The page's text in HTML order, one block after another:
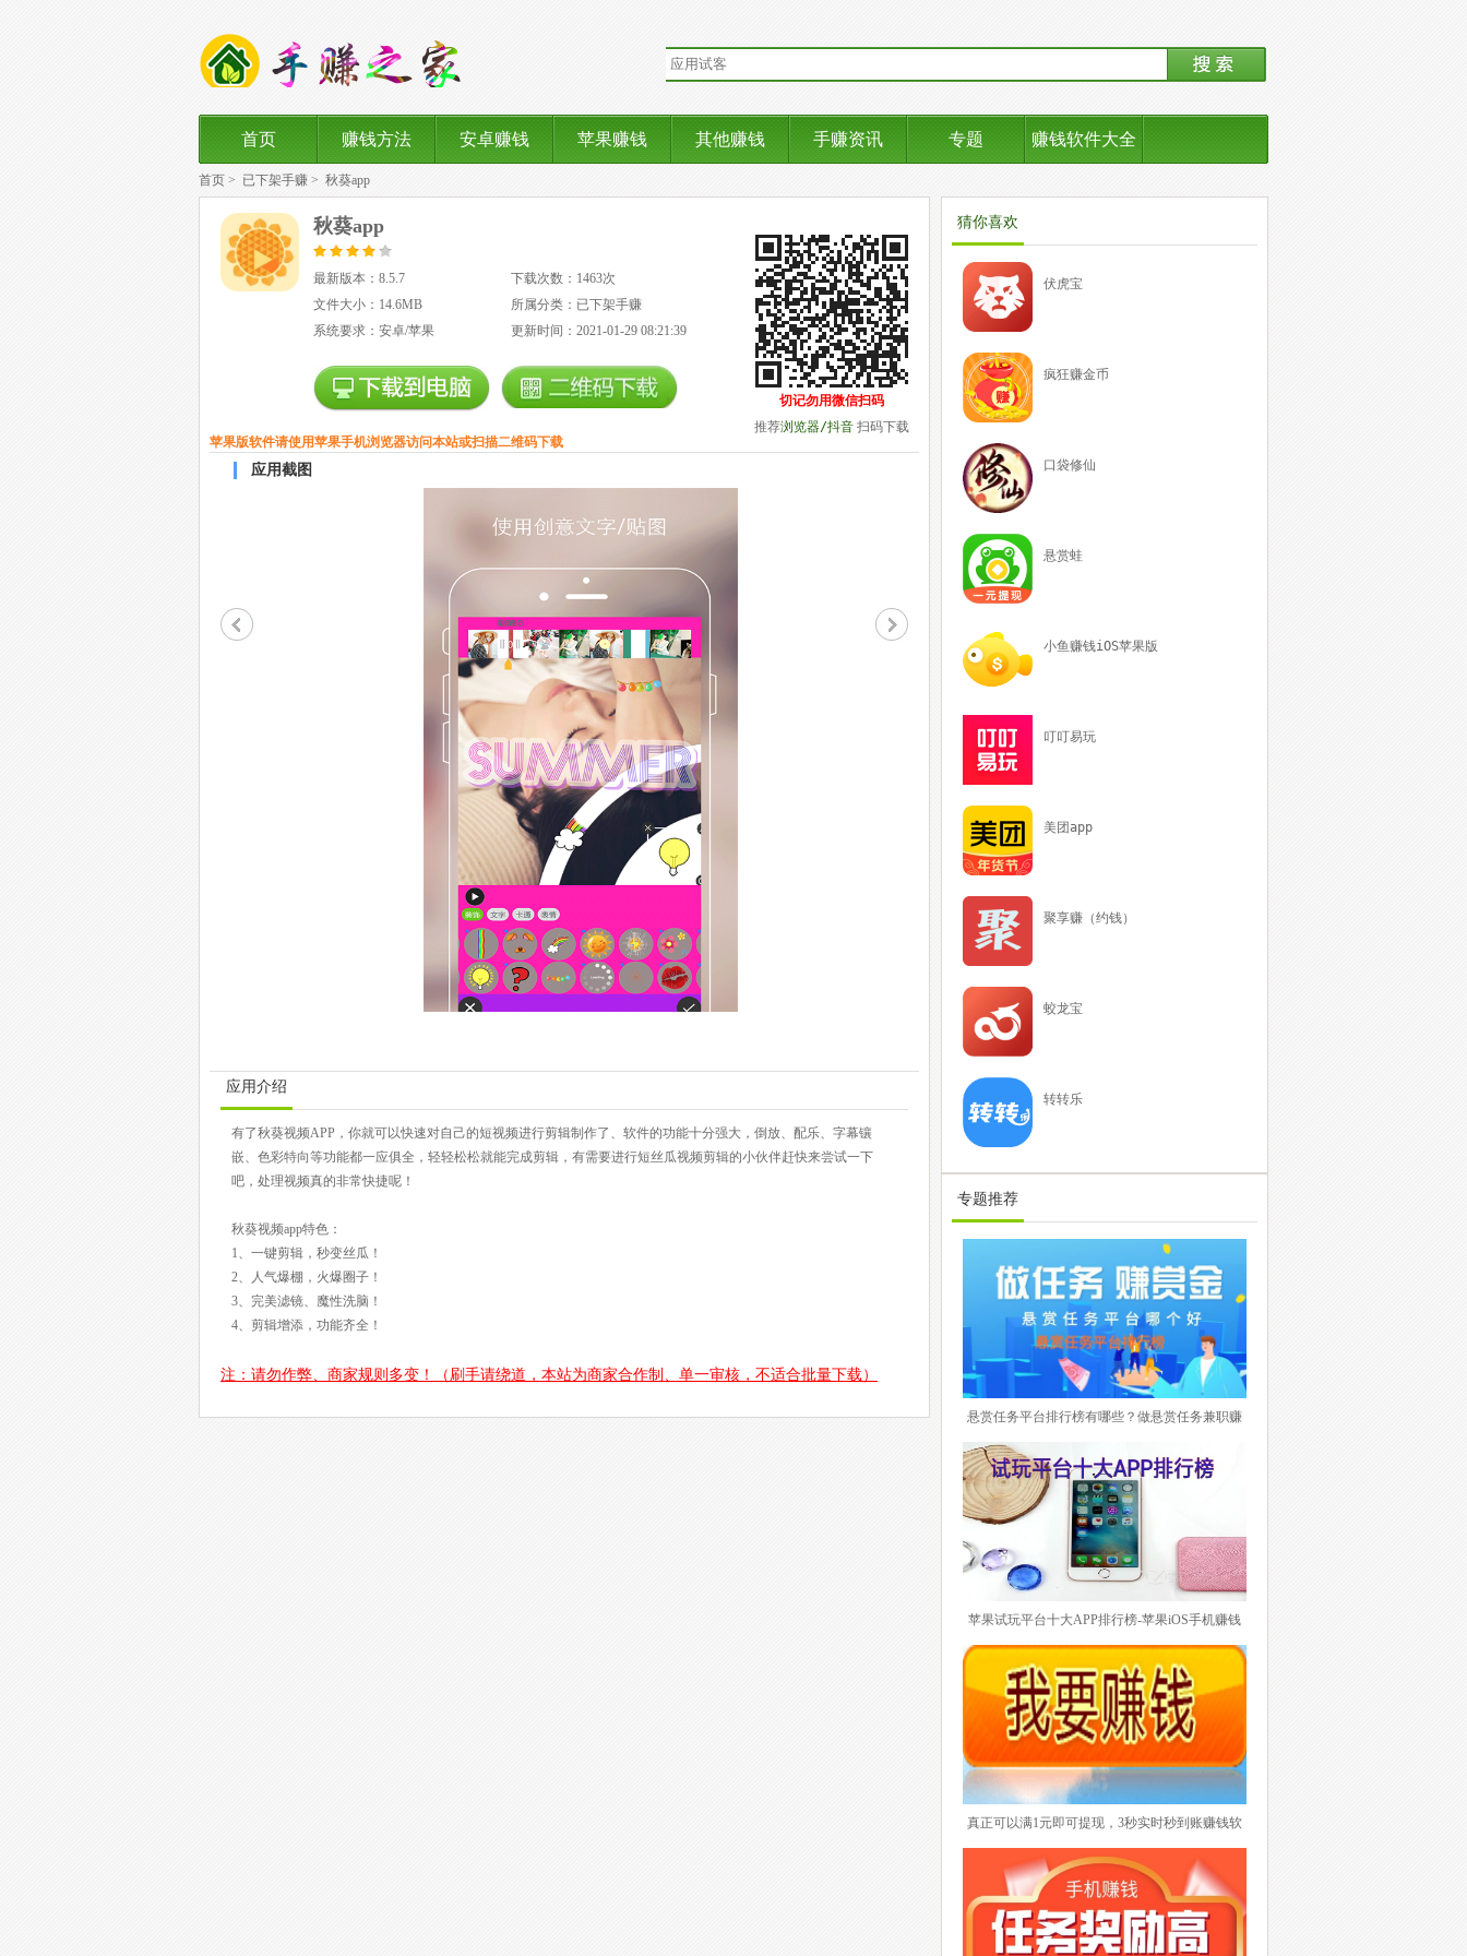
首页 赚钱方法 安卓赚钱 苹果赚钱 其他赚钱 手赚资讯 专题 赚钱软件大全
首页 > 已下架手赚 > 秋葵app
切记勿用微信扫码
推荐浏览器/抖音 扫码下载
秋葵app
最新版本：8.5.7
下载次数：1463次
文件大小：14.6MB
所属分类：已下架手赚
系统要求：安卓/苹果
更新时间：2021-01-29 08:21:39
苹果版软件请使用苹果手机浏览器访问本站或扫描二维码下载
应用截图
应用介绍
有了秋葵视频APP，你就可以快速对自己的短视频进行剪辑制作了、软件的功能十分强大，倒放、配乐、字幕镶
嵌、色彩特向等功能都一应俱全，轻轻松松就能完成剪辑，有需要进行短丝瓜视频剪辑的小伙伴赶快来尝试一下
吧，处理视频真的非常快捷呢！
秋葵视频app特色：
1、一键剪辑，秒变丝瓜！
2、人气爆棚，火爆圈子！
3、完美滤镜、魔性洗脑！
4、剪辑增添，功能齐全！
注：请勿作弊、商家规则多变！（刷手请绕道，本站为商家合作制、单一审核，不适合批量下载）
猜你喜欢
伏虎宝
疯狂赚金币
口袋修仙
悬赏蛙
小鱼赚钱iOS苹果版
叮叮易玩
美团app
聚享赚（约钱）
蛟龙宝
转转乐
专题推荐
悬赏任务平台排行榜有哪些？做悬赏任务兼职赚
钱平台在手赚项目里面属于最热门稳定的APP
了。悬赏任务兼职平台的优势是任务种类多，、
任务量大、提现门槛低而且基本上都是秒到账。
另外一点如果任何项目需要完成，你还可以作为
商家发布你需要的任务要求别人去完成。这样就
带起了悬赏任务平台的曝光度。目前悬赏任务兼
苹果试玩平台十大APP排行榜-苹果iOS手机赚钱
试玩平台特别突出的肯定是有的，具备什么条件
才能上排行榜呢？其实大家应该明白试玩平台无
非就是每天任务更新及时稳定而且数量足够，任
务单价适中，更重要一点就是提现打款24小时之
行！
真正可以满1元即可提现，3秒实时秒到账赚钱软
件排行榜